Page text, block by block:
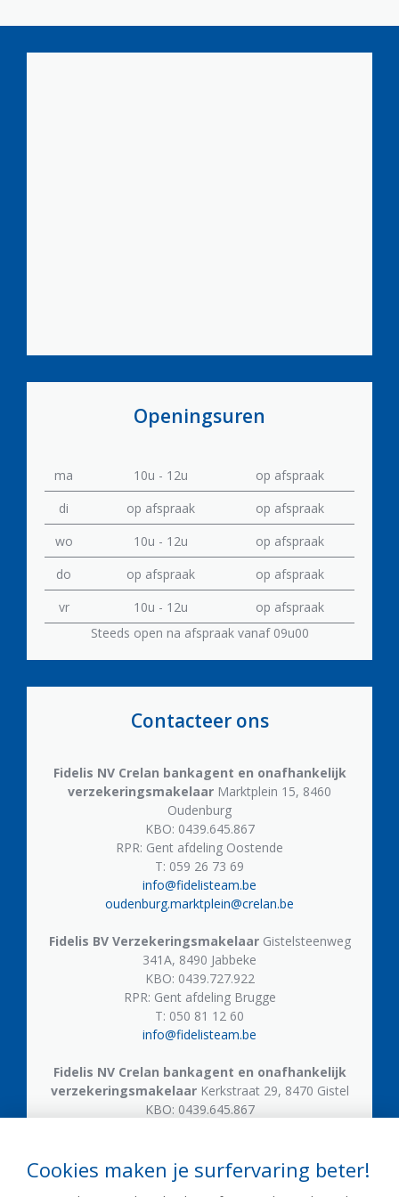
Openingsuren
ma 10u - 12u
op afspraak
di
op afspraak
op afspraak
wo
10u - 12u
op afspraak
do
op afspraak
op afspraak
vr
10u - 12u
op afspraak
Steeds open na afspraak vanaf 09u00
Contacteer ons
Fidelis NV Crelan bankagent en onafhankelijk
verzekeringsmakelaar Marktplein 15, 8460
Oudenburg
KBO: 0439.645.867
RPR: Gent afdeling Oostende
T: 059 26 73 69
info@fidelisteam.be
oudenburg.marktplein@crelan.be
Fidelis BV VerzekeringsmakelaarGistelsteenweg
341A, 8490 Jabbeke
KBO: 0439.727.922
RPR: Gent afdeling Brugge
T: 050 81 12 60
info@fidelisteam.be
Fidelis NV Crelan bankagent en onafhankelijk
verzekeringsmakelaarKerkstraat 29, 8470 Gistel
KBO: 0439.645.867
Crelan bankagent en onafhankelijk
Cookies maken je surfervaring beter!